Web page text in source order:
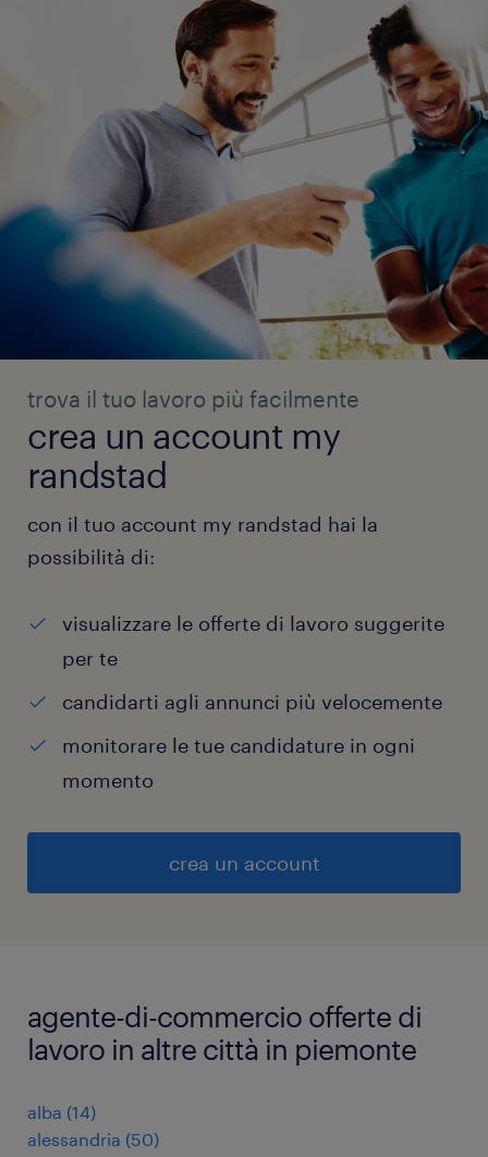
trova il tuo lavoro più facilmente
crea un account my
randstad
con il tuo account my randstad hai la
possibilità di:
visualizzare le offerte di lavoro suggerite
per te
candidarti agli annunci più velocemente
monitorare le tue candidature in ogni
momento
crea un account
agente-di-commercio offerte di
lavoro in altre città in piemonte
alba (14)
alessandria (50)